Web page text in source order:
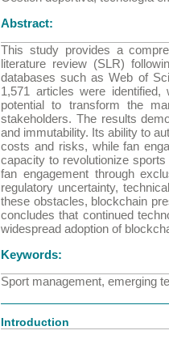
Abstract:
This study provides a
literature review (SLR)
databases such as Web of
1,571 articles were
potential to transform the
stakeholders. The results
and immutability. Its ability to
costs and risks, while fan
capacity to revolutionize
fan engagement through
regulatory uncertainty,
these obstacles, blockchain
concludes that continued
widespread adoption of
Keywords:
Sport management, emerging
Introduction